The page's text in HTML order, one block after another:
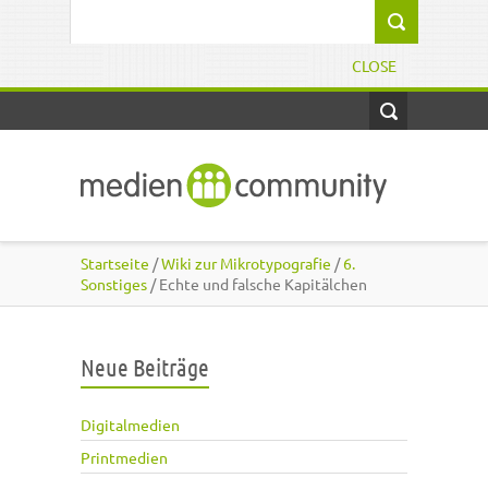
CLOSE
Startseite /Wiki zur Mikrotypografie /6.
Sonstiges / Echte und falsche Kapitälchen
Neue Beiträge
Digitalmedien
Printmedien